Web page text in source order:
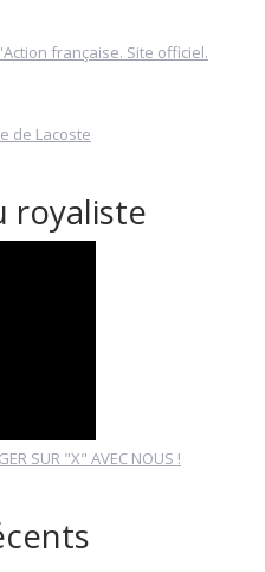
française. Site officiel.
de Lacoste
royaliste
SUR "X" AVEC NOUS !